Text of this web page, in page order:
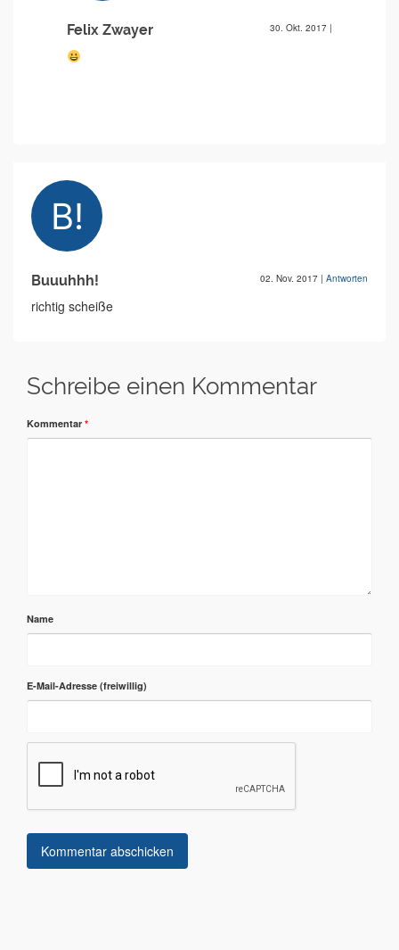
Felix Zwayer 30. Okt. 2017 |
Buuuhhh! 02. Nov. 2017 | Antworten
richtig scheiße
Schreibe einen Kommentar
Kommentar *
Name
E-Mail-Adresse